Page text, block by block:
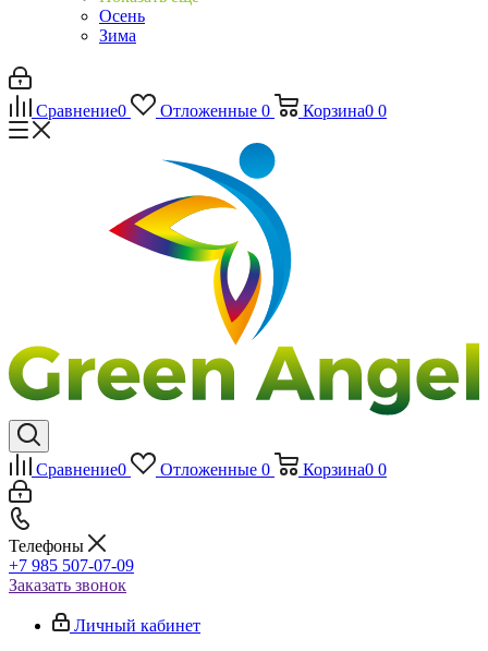
Осень
Зима
Сравнение0 Отложенные 0 Корзина0 0
Сравнение0 Отложенные 0 Корзина0 0
Телефоны
+7 985 507-07-09
Заказать звонок
Личный кабинет